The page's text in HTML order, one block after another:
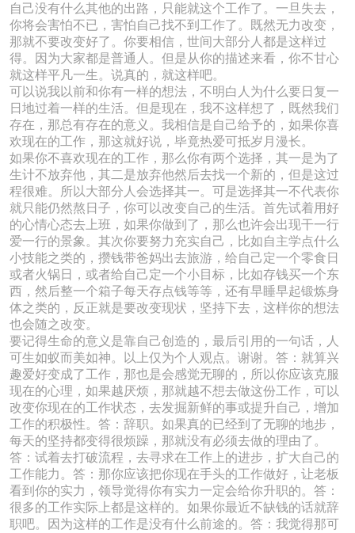
自己没有什么其他的出路，只能就这个工作了。一旦失去，
你将会害怕不已，害怕自己找不到工作了。既然无力改变，
那就不要改变好了。你要相信，世间大部分人都是这样过
得。因为大家都是普通人。但是从你的描述来看，你不甘心
就这样平凡一生。说真的，就这样吧。
可以说我以前和你有一样的想法，不明白人为什么要日复一
日地过着一样的生活。但是现在，我不这样想了，既然我们
存在，那总有存在的意义。我相信是自己给予的，如果你喜
欢现在的工作，那这就好说，毕竟热爱可抵岁月漫长。
如果你不喜欢现在的工作，那么你有两个选择，其一是为了
生计不放弃他，其二是放弃他然后去找一个新的，但是这过
程很难。所以大部分人会选择其一。可是选择其一不代表你
就只能仍然熬日子，你可以改变自己的生活。首先试着用好
的心情心态去上班，如果你做到了，那么也许会出现干一行
爱一行的景象。其次你要努力充实自己，比如自主学点什么
小技能之类的，攒钱带爸妈出去旅游，给自己定一个零食日
或者火锅日，或者给自己定一个小目标，比如存钱买一个东
西，然后整一个箱子每天存点钱等等，还有早睡早起锻炼身
体之类的，反正就是要改变现状，坚持下去，这样你的想法
也会随之改变。
要记得生命的意义是靠自己创造的，最后引用的一句话，人
可生如蚁而美如神。以上仅为个人观点。谢谢。答：就算兴
趣爱好变成了工作，那也是会感觉无聊的，所以你应该克服
现在的心理，如果越厌烦，那就越不想去做这份工作，可以
改变你现在的工作状态，去发掘新鲜的事或提升自己，增加
工作的积极性。答：辞职。如果真的已经到了无聊的地步，
每天的坚持都变得很烦躁，那就没有必须去做的理由了。
答：试着去打破流程，去寻求在工作上的进步，扩大自己的
工作能力。答：那你应该把你现在手头的工作做好，让老板
看到你的实力，领导觉得你有实力一定会给你升职的。答：
很多的工作实际上都是这样的。如果你最近不缺钱的话就辞
职吧。因为这样的工作是没有什么前途的。答：我觉得那可